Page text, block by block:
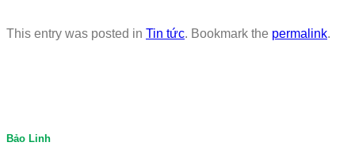
This entry was posted in Tin tức. Bookmark the permalink.
Bảo Linh